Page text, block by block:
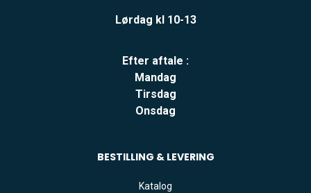
Lørdag kl 10-13
Efter aftale :
Mandag
Tirsdag
Onsdag
BESTILLING & LEVERING
Katalog